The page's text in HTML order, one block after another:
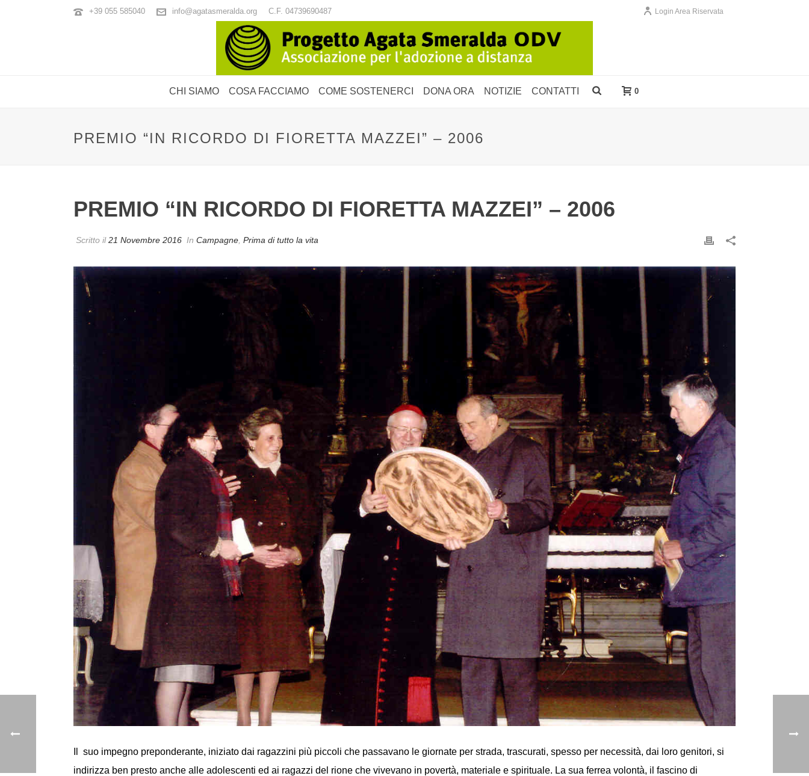
+39 055 585040 info@agatasmeralda.org C.F. 04739690487 Login Area Riservata
CHI SIAMO COSA FACCIAMO COME SOSTENERCI DONA ORA NOTIZIE CONTATTI 0
PREMIO “IN RICORDO DI FIORETTA MAZZEI” – 2006
PREMIO “IN RICORDO DI FIORETTA MAZZEI” – 2006
Scritto il21 Novembre 2016 In Campagne Prima di tutto la vita
suo impegno preponderante, iniziato dai ragazzini più piccoli che passavano le giornate per strada, trascurati, spesso per necessità, dai loro genitori, si
indirizza ben presto anche alle adolescenti ed ai ragazzi del rione che vivevano in povertà, materiale e spirituale. La sua ferrea volontà, il fascino di